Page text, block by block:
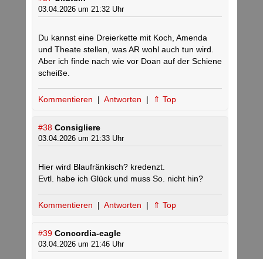
03.04.2026 um 21:32 Uhr
Du kannst eine Dreierkette mit Koch, Amenda
und Theate stellen, was AR wohl auch tun wird.
Aber ich finde nach wie vor Doan auf der Schiene
scheiße.
Kommentieren | Antworten | ⇑ Top
#38 Consigliere
03.04.2026 um 21:33 Uhr
Hier wird Blaufränkisch? kredenzt.
Evtl. habe ich Glück und muss So. nicht hin?
Kommentieren | Antworten | ⇑ Top
#39 Concordia-eagle
03.04.2026 um 21:46 Uhr